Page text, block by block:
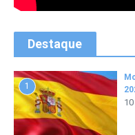
Destaque
1